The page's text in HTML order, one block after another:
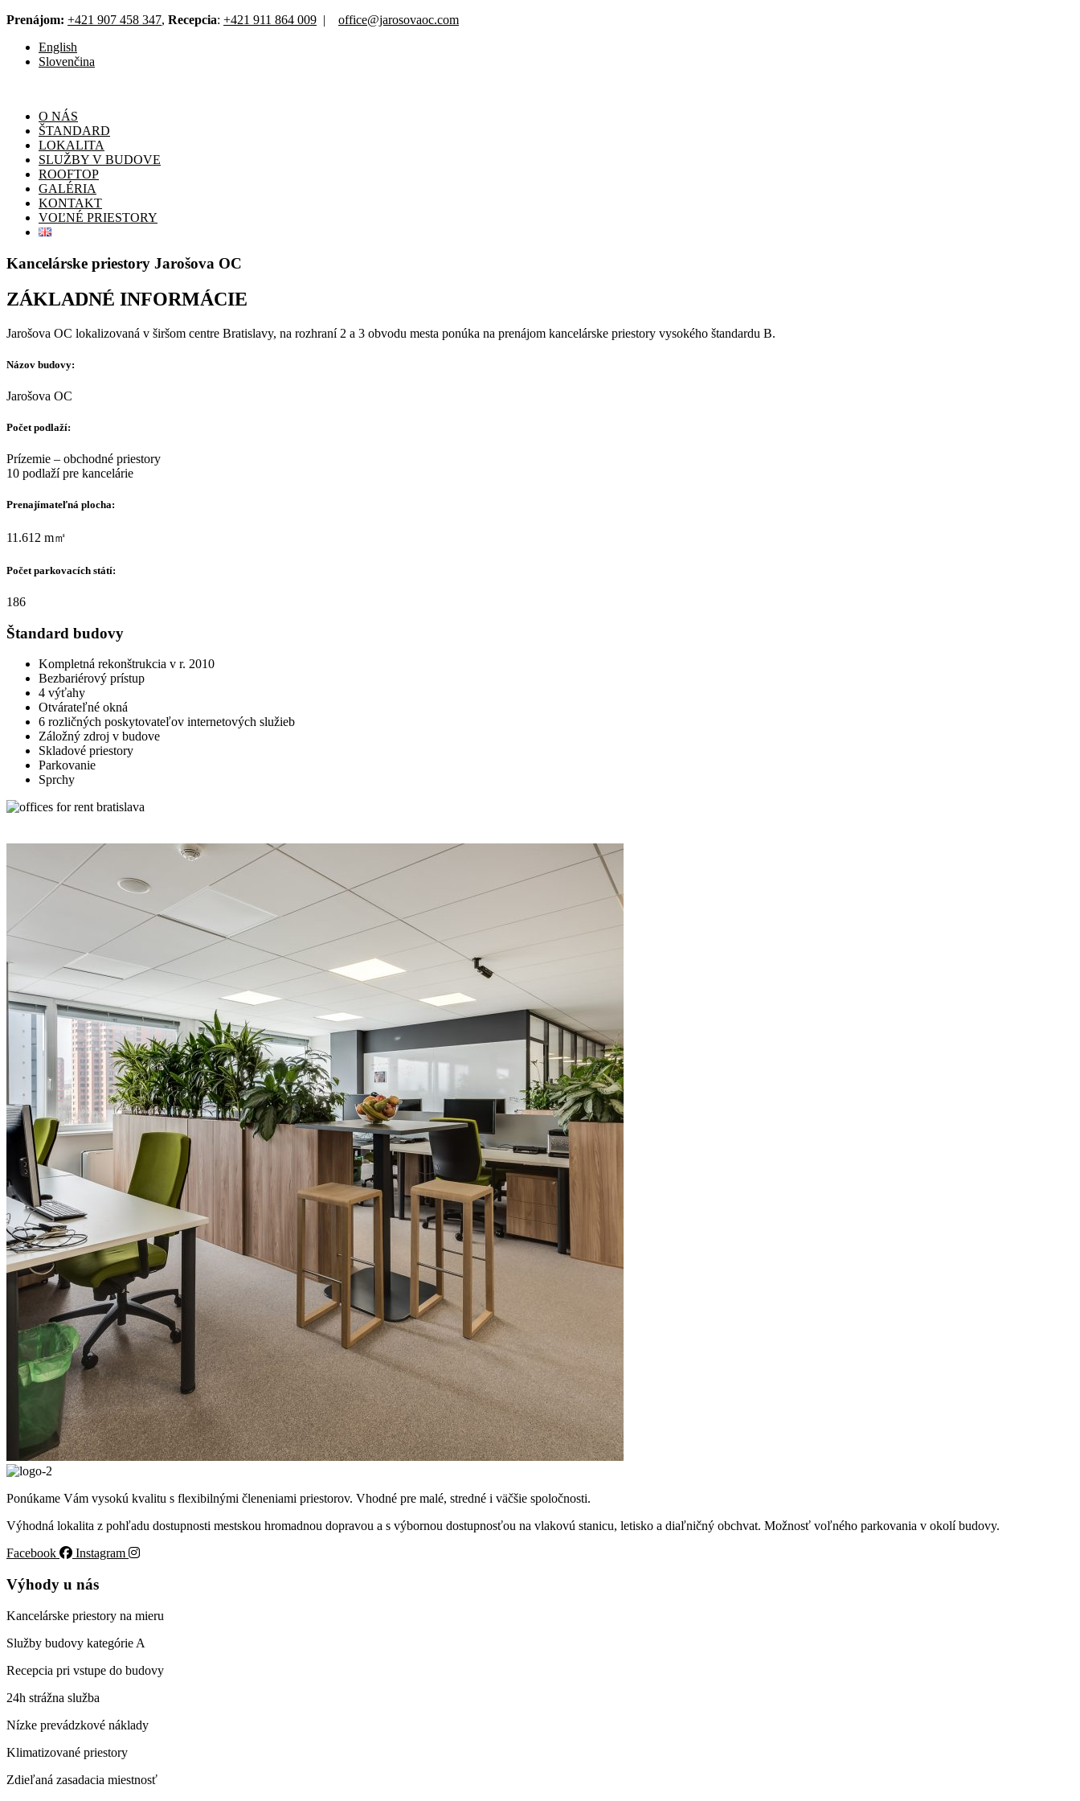
Prenájom: +421 907 458 347, Recepcia: +421 911 864 009 | office@jarosovaoc.com
English
Slovenčina
O NÁS
ŠTANDARD
LOKALITA
SLUŽBY V BUDOVE
ROOFTOP
GALÉRIA
KONTAKT
VOĽNÉ PRIESTORY
Kancelárske priestory Jarošova OC
ZÁKLADNÉ INFORMÁCIE
Jarošova OC lokalizovaná v širšom centre Bratislavy, na rozhraní 2 a 3 obvodu mesta ponúka na prenájom kancelárske priestory vysokého štandardu B.
Názov budovy:
Jarošova OC
Počet podlaží:
Prízemie – obchodné priestory
10 podlaží pre kancelárie
Prenajímateľná plocha:
11.612 m㎡
Počet parkovacích státí:
186
Štandard budovy
Kompletná rekonštrukcia v r. 2010
Bezbariérový prístup
4 výťahy
Otvárateľné okná
6 rozličných poskytovateľov internetových služieb
Záložný zdroj v budove
Skladové priestory
Parkovanie
Sprchy
Ponúkame Vám vysokú kvalitu s flexibilnými členeniami priestorov. Vhodné pre malé, stredné i väčšie spoločnosti.
Výhodná lokalita z pohľadu dostupnosti mestskou hromadnou dopravou a s výbornou dostupnosťou na vlakovú stanicu, letisko a diaľničný obchvat. Možnosť voľného parkovania v okolí budovy.
Facebook
Instagram
Výhody u nás
Kancelárske priestory na mieru
Služby budovy kategórie A
Recepcia pri vstupe do budovy
24h strážna služba
Nízke prevádzkové náklady
Klimatizované priestory
Zdieľaná zasadacia miestnosť